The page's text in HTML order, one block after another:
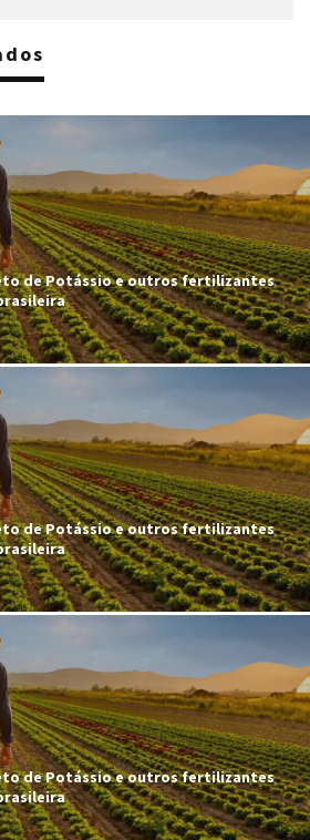
de Potássio e outros fertilizantes
de Potássio e outros fertilizantes
de Potássio e outros fertilizantes